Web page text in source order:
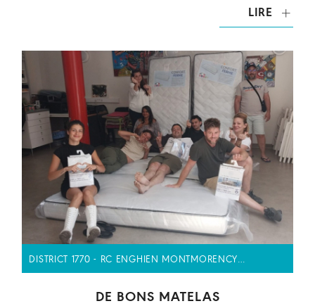
LIRE
DISTRICT 1770 - RC ENGHIEN MONTMORENCY…
DE BONS MATELAS